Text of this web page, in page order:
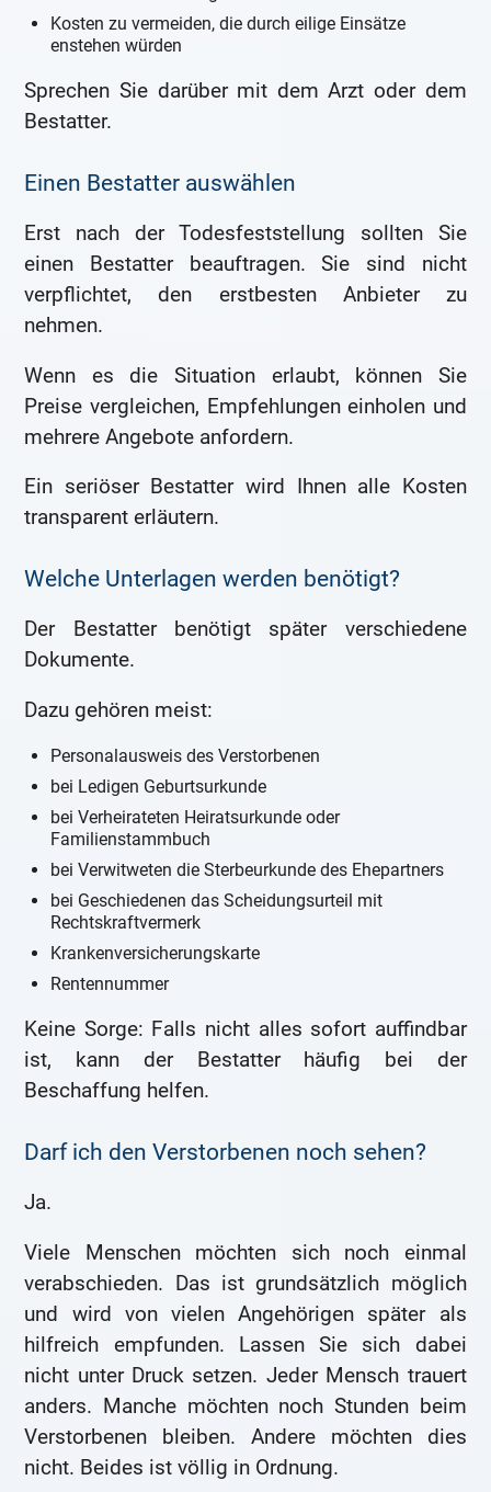
Kosten zu vermeiden, die durch eilige Einsätze
enstehen würden
Sprechen Sie darüber mit dem Arzt oder dem
Bestatter.
Einen Bestatter auswählen
Erst nach der Todesfeststellung sollten Sie
einen Bestatter beauftragen. Sie sind nicht
verpflichtet, den erstbesten Anbieter zu
nehmen.
Wenn es die Situation erlaubt, können Sie
Preise vergleichen, Empfehlungen einholen und
mehrere Angebote anfordern.
Ein seriöser Bestatter wird Ihnen alle Kosten
transparent erläutern.
Welche Unterlagen werden benötigt?
Der Bestatter benötigt später verschiedene
Dokumente.
Dazu gehören meist:
Personalausweis des Verstorbenen
bei Ledigen Geburtsurkunde
bei Verheirateten Heiratsurkunde oder
Familienstammbuch
bei Verwitweten die Sterbeurkunde des Ehepartners
bei Geschiedenen das Scheidungsurteil mit
Rechtskraftvermerk
Krankenversicherungskarte
Rentennummer
Keine Sorge: Falls nicht alles sofort auffindbar
ist, kann der Bestatter häufig bei der
Beschaffung helfen.
Darf ich den Verstorbenen noch sehen?
Ja.
Viele Menschen möchten sich noch einmal
verabschieden. Das ist grundsätzlich möglich
und wird von vielen Angehörigen später als
hilfreich empfunden. Lassen Sie sich dabei
nicht unter Druck setzen. Jeder Mensch trauert
anders. Manche möchten noch Stunden beim
Verstorbenen bleiben. Andere möchten dies
nicht. Beides ist völlig in Ordnung.